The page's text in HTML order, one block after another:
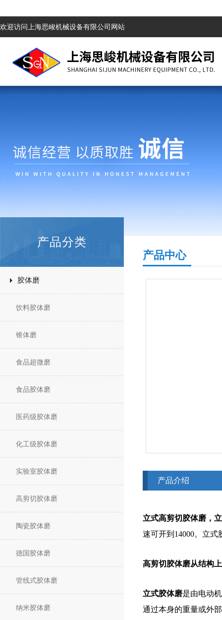
欢迎访问上海思峻机械设备有限公司网站
产品分类
胶体磨
饮料胶体磨
锥体磨
食品超微磨
食品胶体磨
医药级胶体磨
化工级胶体磨
实验室胶体磨
高剪切胶体磨
陶瓷胶体磨
德国胶体磨
管线式胶体磨
纳米胶体磨
产品中心
产品介绍
立式高剪切胶体磨，
速可开到14000。立
高剪切胶体磨从结构
立式胶体磨是由电动
通过本身的重量或外